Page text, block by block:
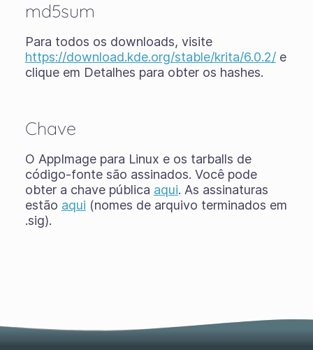
md5sum
Para todos os downloads, visite
https://download.kde.org/stable/krita/6.0.2/e
clique em Detalhes para obter os hashes.
Chave
O AppImage para Linux e os tarballs de
código-fonte são assinados. Você pode
obter a chave pública aqui. As assinaturas
estão aqui (nomes de arquivo terminados em
.sig).